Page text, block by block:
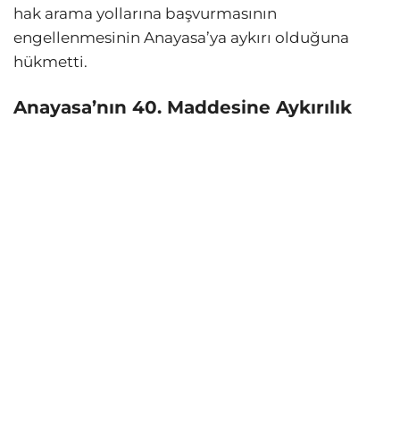
hak arama yollarına başvurmasının
engellenmesinin Anayasa’ya aykırı olduğuna
hükmetti.
Anayasa’nın 40. Maddesine Aykırılık